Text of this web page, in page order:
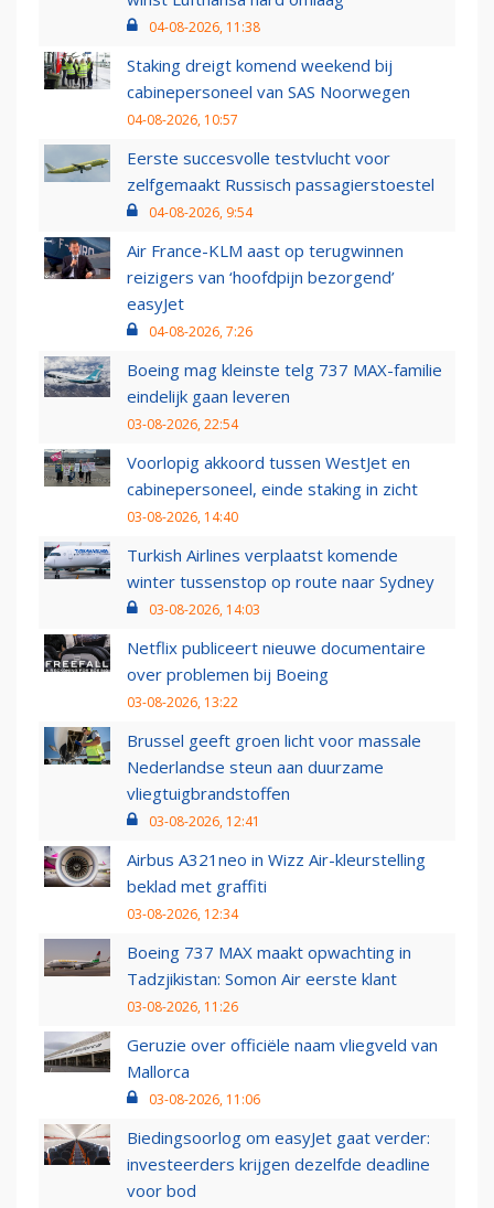
04-08-2026, 11:38
Staking dreigt komend weekend bij
cabinepersoneel van SAS Noorwegen
04-08-2026, 10:57
Eerste succesvolle testvlucht voor
zelfgemaakt Russisch passagierstoestel
04-08-2026, 9:54
Air France-KLM aast op terugwinnen
reizigers van ‘hoofdpijn bezorgend’
easyJet
04-08-2026, 7:26
Boeing mag kleinste telg 737 MAX-familie
eindelijk gaan leveren
03-08-2026, 22:54
Voorlopig akkoord tussen WestJet en
cabinepersoneel, einde staking in zicht
03-08-2026, 14:40
Turkish Airlines verplaatst komende
winter tussenstop op route naar Sydney
03-08-2026, 14:03
Netflix publiceert nieuwe documentaire
over problemen bij Boeing
03-08-2026, 13:22
Brussel geeft groen licht voor massale
Nederlandse steun aan duurzame
vliegtuigbrandstoffen
03-08-2026, 12:41
Airbus A321neo in Wizz Air-kleurstelling
beklad met graffiti
03-08-2026, 12:34
Boeing 737 MAX maakt opwachting in
Tadzjikistan: Somon Air eerste klant
03-08-2026, 11:26
Geruzie over officiële naam vliegveld van
Mallorca
03-08-2026, 11:06
Biedingsoorlog om easyJet gaat verder:
investeerders krijgen dezelfde deadline
voor bod